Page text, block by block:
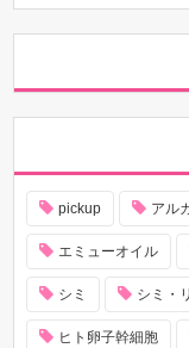
pickup アル
エミューオイル
シミ シミ・
ヒト卵子幹細胞